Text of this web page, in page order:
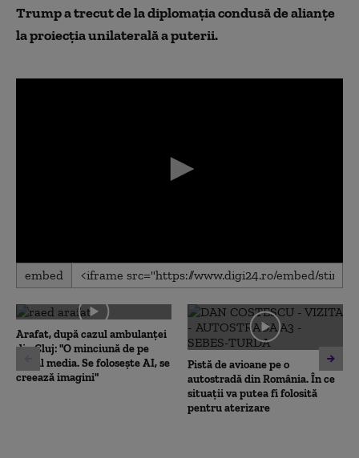
Trump a trecut de la diplomația condusă de alianțe
la proiecția unilaterală a puterii.
0
seconds
0
seconds
embed
Arafat, după cazul ambulanței
din Cluj: "O minciună de pe
social media. Se folosește AI, se
creează imagini"
Pistă de avioane pe o
autostradă din România. În ce
situații va putea fi folosită
pentru aterizare